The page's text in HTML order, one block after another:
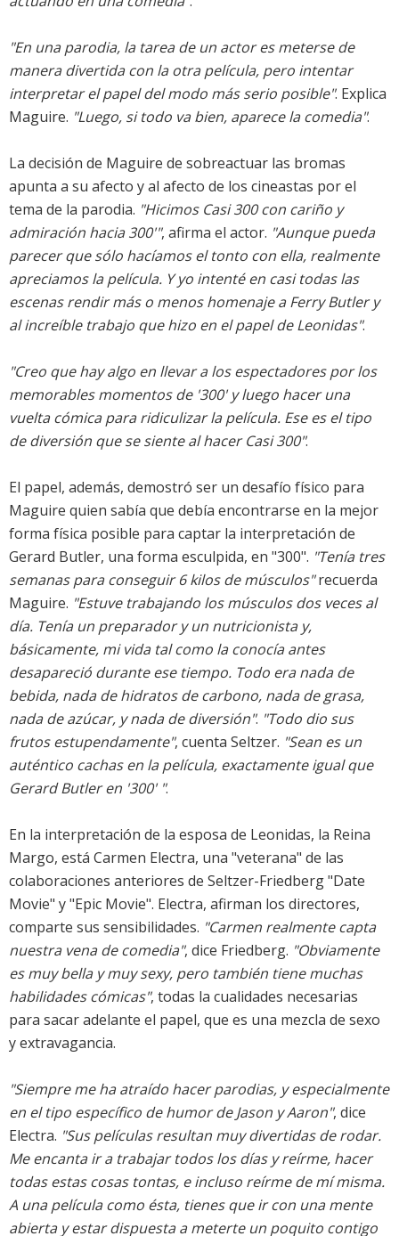
"En una parodia, la tarea de un actor es meterse de
manera divertida con la otra película, pero intentar
interpretar el papel del modo más serio posible". Explica
Maguire. "Luego, si todo va bien, aparece la comedia".
La decisión de Maguire de sobreactuar las bromas
apunta a su afecto y al afecto de los cineastas por el
tema de la parodia. "Hicimos Casi 300 con cariño y
admiración hacia 300'", afirma el actor. "Aunque pueda
parecer que sólo hacíamos el tonto con ella, realmente
apreciamos la película. Y yo intenté en casi todas las
escenas rendir más o menos homenaje a Ferry Butler y
al increíble trabajo que hizo en el papel de Leonidas".
"Creo que hay algo en llevar a los espectadores por los
memorables momentos de '300' y luego hacer una
vuelta cómica para ridiculizar la película. Ese es el tipo
de diversión que se siente al hacer Casi 300".
El papel, además, demostró ser un desafío físico para
Maguire quien sabía que debía encontrarse en la mejor
forma física posible para captar la interpretación de
Gerard Butler, una forma esculpida, en "300". "Tenía tres
semanas para conseguir 6 kilos de músculos"recuerda
Maguire. "Estuve trabajando los músculos dos veces al
día. Tenía un preparador y un nutricionista y,
básicamente, mi vida tal como la conocía antes
desapareció durante ese tiempo. Todo era nada de
bebida, nada de hidratos de carbono, nada de grasa,
nada de azúcar, y nada de diversión". "Todo dio sus
frutos estupendamente", cuenta Seltzer. "Sean es un
auténtico cachas en la película, exactamente igual que
Gerard Butler en '300' ".
En la interpretación de la esposa de Leonidas, la Reina
Margo, está Carmen Electra, una "veterana" de las
colaboraciones anteriores de Seltzer-Friedberg "Date
Movie" y "Epic Movie". Electra, afirman los directores,
comparte sus sensibilidades. "Carmen realmente capta
nuestra vena de comedia", dice Friedberg. "Obviamente
es muy bella y muy sexy, pero también tiene muchas
habilidades cómicas", todas la cualidades necesarias
para sacar adelante el papel, que es una mezcla de sexo
y extravagancia.
"Siempre me ha atraído hacer parodias, y especialmente
en el tipo específico de humor de Jason y Aaron", dice
Electra. "Sus películas resultan muy divertidas de rodar.
Me encanta ir a trabajar todos los días y reírme, hacer
todas estas cosas tontas, e incluso reírme de mí misma.
A una película como ésta, tienes que ir con una mente
abierta y estar dispuesta a meterte un poquito contigo